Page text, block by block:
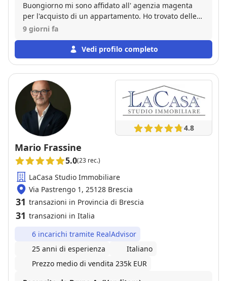
Buongiorno mi sono affidato all' agenzia magenta
per l'acquisto di un appartamento. Ho trovato delle
persone competenti e professionali,specialmente
seguito passo passo in tutta la procedura fino al
rogito.
9 giorni fa
Vedi profilo completo
4.8
Mario Frassine
5.0(23 rec.)
LaCasa Studio Immobiliare
Via Pastrengo 1, 25128 Brescia
31 transazioni in Provincia di Brescia
31 transazioni in Italia
6 incarichi tramite RealAdvisor
25 anni di esperienza
Italiano
Prezzo medio di vendita 235k EUR